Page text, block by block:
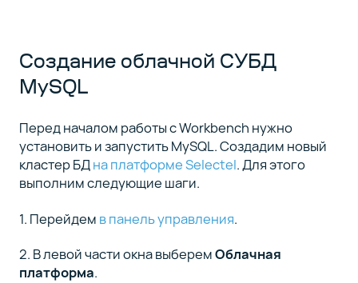
Создание облачной СУБД
MySQL
Перед началом работы с Workbench нужно
установить и запустить MySQL. Cоздадим новый
кластер БДна платформе Selectel. Для этого
выполним следующие шаги.
1. Перейдем в панель управления.
2. В левой части окна выберемОблачная
платформа.